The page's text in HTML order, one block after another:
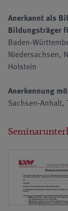
Anerkannt als
Bildungsträger
Baden-
Niedersachsen,
Holstein
Anerkennung
Sachsen-Anhalt,